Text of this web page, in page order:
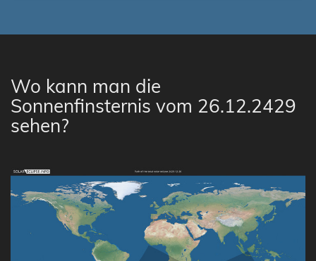
Wo kann man die
Sonnenfinsternis vom 26.12.2429
sehen?